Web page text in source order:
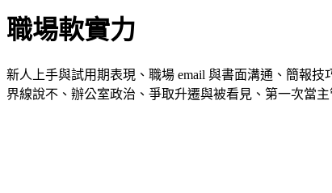
職場軟實力
新人上手與試用期表現、職場 email 與書面溝通、簡報
界線說不、辦公室政治、爭取升遷與被看見、第一次當